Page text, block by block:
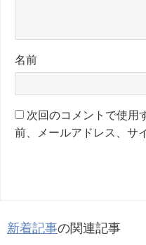
名前
次回のコメントで使用
前、メールアドレス、サ
新着記事の関連記事